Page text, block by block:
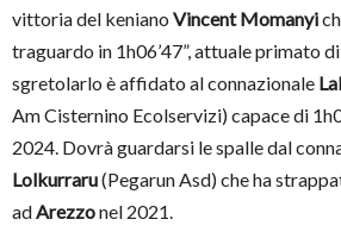
vittoria del keniano Vincent Momanyi
traguardo in 1h06’47”, attuale primato
sgretolarlo è affidato al connazionale
Am Cisternino Ecolservizi) capace di
2024. Dovrà guardarsi le spalle dal
Lolkurraru(Pegarun Asd) che ha
adArezzonel 2021.